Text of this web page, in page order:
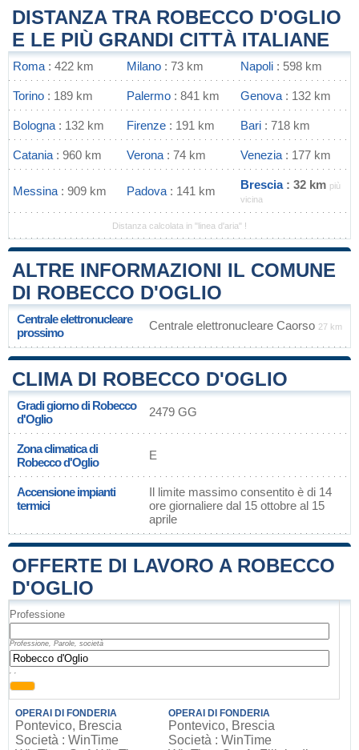
DISTANZA TRA ROBECCO D'OGLIO
E LE PIÙ GRANDI CITTÀ ITALIANE
Roma : 422 km Milano : 73 km Napoli : 598 km
Torino : 189 km Palermo : 841 km Genova : 132 km
Bologna : 132 km Firenze : 191 km Bari : 718 km
Catania : 960 km Verona : 74 km Venezia : 177 km
Messina : 909 km Padova : 141 km Brescia: 32 km più
vicina
Distanza calcolata in "linea d'aria" !
ALTRE INFORMAZIONI IL COMUNE
DI ROBECCO D'OGLIO
Centrale elettronucleare
prossimo
Centrale elettronucleare Caorso 27 km
CLIMA DI ROBECCO D'OGLIO
Gradi giorno di Robecco
d'Oglio
2479 GG
Zona climatica di
Robecco d'Oglio
E
Accensione impianti
termici
Il limite massimo consentito è di 14
ore giornaliere dal 15 ottobre al 15
aprile
OFFERTE DI LAVORO A ROBECCO
D'OGLIO
Professione
Professione, Parole, società
, ,
OPERAI DI FONDERIA
Pontevico, Brescia
Società : WinTime
OPERAI DI FONDERIA
Pontevico, Brescia
Società : WinTime